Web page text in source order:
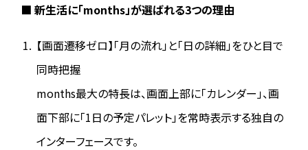
■ 新生活に「months」が選ばれる3つの理由
【画面遷移ゼロ】「月の流れ」と「日の詳細」をひと目で
同時把握
months最大の特長は、画面上部に「カレンダー」、画
面下部に「1日の予定パレット」を常時表示する独自の
インターフェースです。